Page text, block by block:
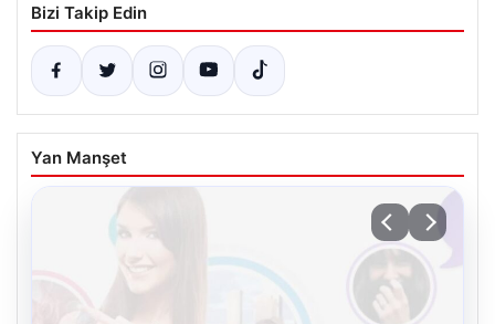
Bizi Takip Edin
Yan Manşet